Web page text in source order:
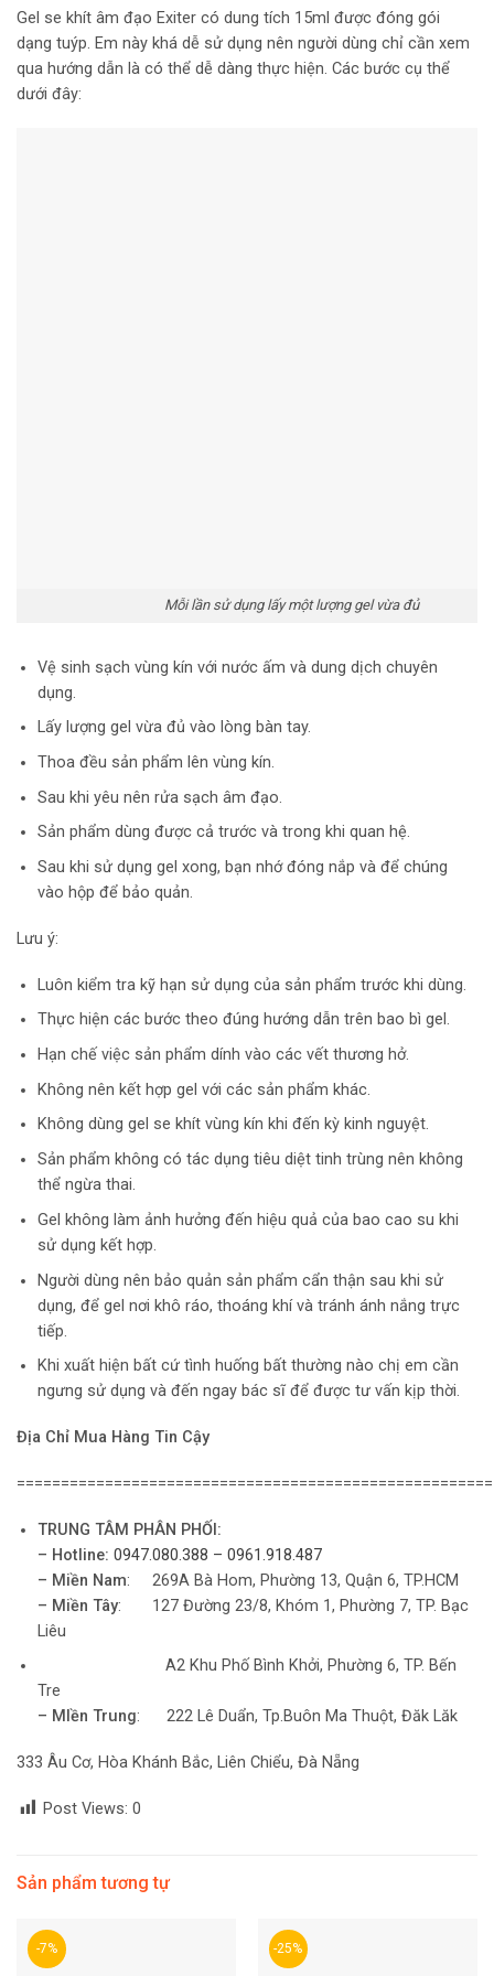
Gel se khít âm đạo Exiter có dung tích 15ml được đóng gói
dạng tuýp. Em này khá dễ sử dụng nên người dùng chỉ cần xem
qua hướng dẫn là có thể dễ dàng thực hiện. Các bước cụ thể
dưới đây:
Mỗi lần sử dụng lấy một lượng gel vừa đủ
Vệ sinh sạch vùng kín với nước ấm và dung dịch chuyên
dụng.
Lấy lượng gel vừa đủ vào lòng bàn tay.
Thoa đều sản phẩm lên vùng kín.
Sau khi yêu nên rửa sạch âm đạo.
Sản phẩm dùng được cả trước và trong khi quan hệ.
Sau khi sử dụng gel xong, bạn nhớ đóng nắp và để chúng
vào hộp để bảo quản.
Lưu ý:
Luôn kiểm tra kỹ hạn sử dụng của sản phẩm trước khi dùng.
Thực hiện các bước theo đúng hướng dẫn trên bao bì gel.
Hạn chế việc sản phẩm dính vào các vết thương hở.
Không nên kết hợp gel với các sản phẩm khác.
Không dùng gel se khít vùng kín khi đến kỳ kinh nguyệt.
Sản phẩm không có tác dụng tiêu diệt tinh trùng nên không
thể ngừa thai.
Gel không làm ảnh hưởng đến hiệu quả của bao cao su khi
sử dụng kết hợp.
Người dùng nên bảo quản sản phẩm cẩn thận sau khi sử
dụng, để gel nơi khô ráo, thoáng khí và tránh ánh nắng trực
tiếp.
Khi xuất hiện bất cứ tình huống bất thường nào chị em cần
ngưng sử dụng và đến ngay bác sĩ để được tư vấn kịp thời.
Địa Chỉ Mua Hàng Tin Cậy
TRUNG TÂM PHÂN PHỐI:
– Hotline: 0947.080.388 – 0961.918.487
– Miền Nam: 269A Bà Hom, Phường 13, Quận 6, TP.HCM
– Miền Tây: 127 Đường 23/8, Khóm 1, Phường 7, TP. Bạc
Liêu
A2 Khu Phố Bình Khởi, Phường 6, TP. Bến
Tre
– MIền Trung: 222 Lê Duẩn, Tp.Buôn Ma Thuột, Đăk Lăk
333 Âu Cơ, Hòa Khánh Bắc, Liên Chiểu, Đà Nẵng
Post Views: 0
Sản phẩm tương tự
-7% -25%